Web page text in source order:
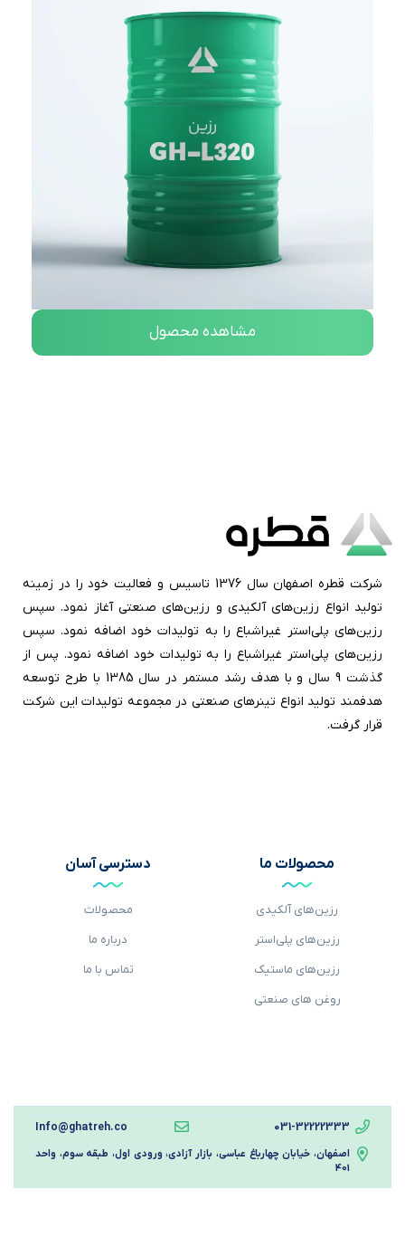
مشاهده محصول
شرکت قطره اصفهان سال 1376 تاسیس و فعالیت خود را در زمینه
تولید انواع رزین‌های آلکیدی و رزین‌های صنعتی آغاز نمود. سپس
رزین‌های پلی‌استر غیراشباع را به تولیدات خود اضافه نمود. سپس
رزین‌های پلی‌استر غیراشباع را به تولیدات خود اضافه نمود. پس از
گذشت 9 سال و با هدف رشد مستمر در سال 1385 با طرح توسعه
هدفمند تولید انواع تینرهای صنعتی در مجموعه تولیدات این شرکت
قرار گرفت.
محصولات ما
رزین‌های آلکیدی
رزین‌های پلی‌استر
رزین‌های ماستیک‌
روغن های صنعتی
دسترسی آسان
محصولات
درباره ما
تماس با ما
031-32222333
Info@ghatreh.co
اصفهان، خیابان چهارباغ عباسی، بازار آزادی، ورودی اول، طبقه سوم، واحد
401